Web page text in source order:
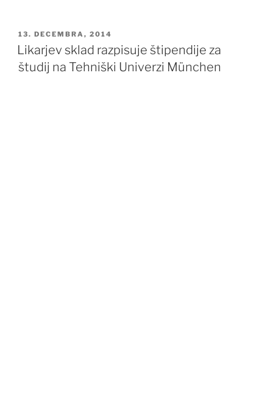
OBJAVLJENO
DNE
13. DECEMBRA, 2014
Likarjev sklad razpisuje štipendije za
študij na Tehniški Univerzi München